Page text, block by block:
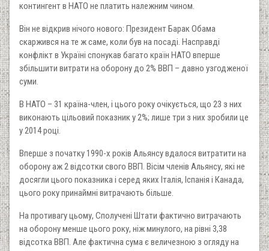
контингент в НАТО не платить належним чином.
Він не відкрив нічого нового: Президент Барак Обама
скаржився на те ж саме, коли був на посаді. Насправді
конфлікт в Україні спонукав багато країн НАТО вперше
збільшити витрати на оборону до 2% ВВП – давно узгодженої
суми.
В НАТО – 31 країна-член, і цього року очікується, що 23 з них
виконають цільовий показник у 2%; лише три з них зробили це
у 2014 році.
Вперше з початку 1990-х років Альянсу вдалося витратити на
оборону аж 2 відсотки свого ВВП. Вісім членів Альянсу, які не
досягли цього показника і серед яких Італія, Іспанія і Канада,
цього року принаймні витрачають більше.
На противагу цьому, Сполучені Штати фактично витрачають
на оборону менше цього року, ніж минулого, на рівні 3,38
відсотка ВВП. Але фактична сума є величезною з огляду на